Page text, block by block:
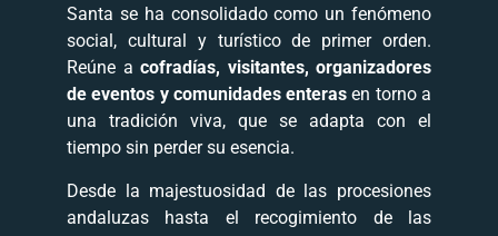
Santa se ha consolidado como un fenómeno
social, cultural y turístico de primer orden.
Reúne a cofradías, visitantes, organizadores
de eventos y comunidades enteras en torno a
una tradición viva, que se adapta con el
tiempo sin perder su esencia.
Desde la majestuosidad de las procesiones
andaluzas hasta el recogimiento de las